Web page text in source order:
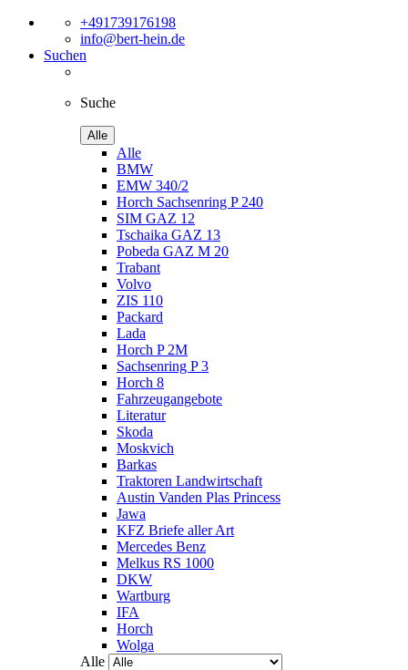
+491739176198
info@bert-hein.de
Suchen
Suche
Alle
Alle
BMW
EMW 340/2
Horch Sachsenring P 240
SIM GAZ 12
Tschaika GAZ 13
Pobeda GAZ M 20
Trabant
Volvo
ZIS 110
Packard
Lada
Horch P 2M
Sachsenring P 3
Horch 8
Fahrzeugangebote
Literatur
Skoda
Moskvich
Barkas
Traktoren Landwirtschaft
Austin Vanden Plas Princess
Jawa
KFZ Briefe aller Art
Mercedes Benz
Melkus RS 1000
DKW
Wartburg
IFA
Horch
Wolga
Alle